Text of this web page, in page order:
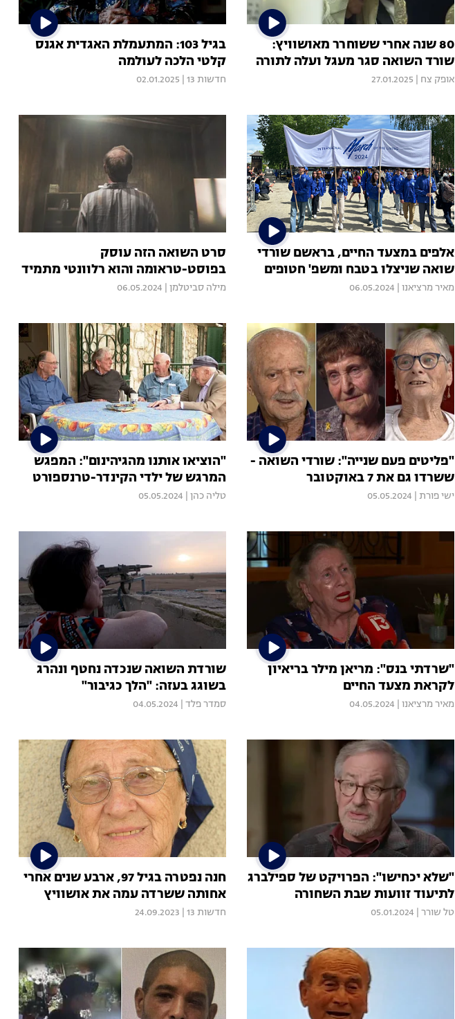
80 שנה אחרי ששוחרר מאושוויץ:
שורד השואה סגר מעגל ועלה לתורה
אופק צח 27.01.2025
בגיל 103: המתעמלת האגדית אגנס
קלטי הלכה לעולמה
חדשות 13 02.01.2025
אלפים במצעד החיים, בראשם שורדי
שואה שניצלו בטבח ומשפ' חטופים
מאיר מרציאנו 06.05.2024
סרט השואה הזה עוסק
בפוסט-טראומה והוא רלוונטי מתמיד
מילה סביטלמן 06.05.2024
"פליטים פעם שנייה": שורדי השואה -
ששרדו גם את 7 באוקטובר
ישי פורת 05.05.2024
"הוציאו אותנו מהגיהינום": המפגש
המרגש של ילדי הקינדר-טרנספורט
טליה כהן 05.05.2024
"שרדתי בנס": מריאן מילר בריאיון
לקראת מצעד החיים
מאיר מרציאנו 04.05.2024
שורדת השואה שנכדה נחטף ונהרג
בשוגג בעזה: "הלך כגיבור"
סמדר פלד 04.05.2024
"שלא יכחישו": הפרויקט של ספילברג
לתיעוד זוועות שבת השחורה
טל שורר 05.01.2024
חנה נפטרה בגיל 97, ארבע שנים אחרי
אחותה ששרדה עמה את אושוויץ
חדשות 13 24.09.2023